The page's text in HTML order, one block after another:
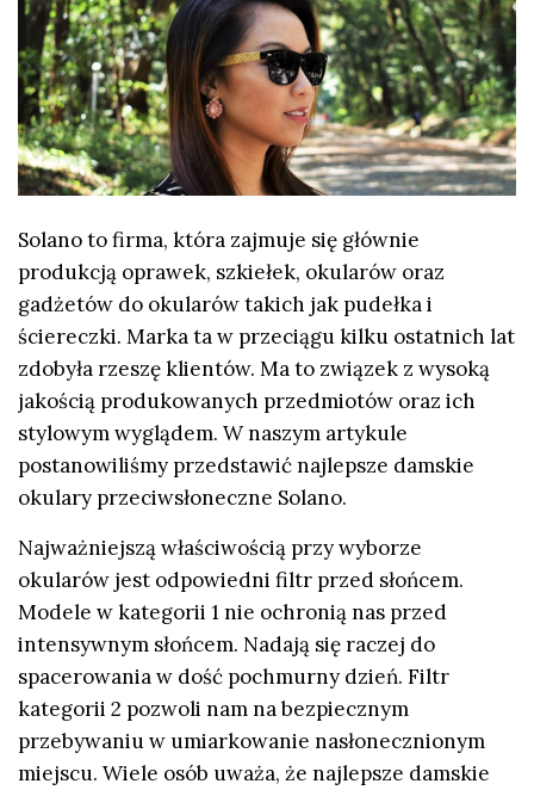
Solano to firma, która zajmuje się głównie
produkcją oprawek, szkiełek, okularów oraz
gadżetów do okularów takich jak pudełka i
ściereczki. Marka ta w przeciągu kilku ostatnich lat
zdobyła rzeszę klientów. Ma to związek z wysoką
jakością produkowanych przedmiotów oraz ich
stylowym wyglądem. W naszym artykule
postanowiliśmy przedstawić najlepsze damskie
okulary przeciwsłoneczne Solano.
Najważniejszą właściwością przy wyborze
okularów jest odpowiedni filtr przed słońcem.
Modele w kategorii 1 nie ochronią nas przed
intensywnym słońcem. Nadają się raczej do
spacerowania w dość pochmurny dzień. Filtr
kategorii 2 pozwoli nam na bezpiecznym
przebywaniu w umiarkowanie nasłonecznionym
miejscu. Wiele osób uważa, że najlepsze damskie